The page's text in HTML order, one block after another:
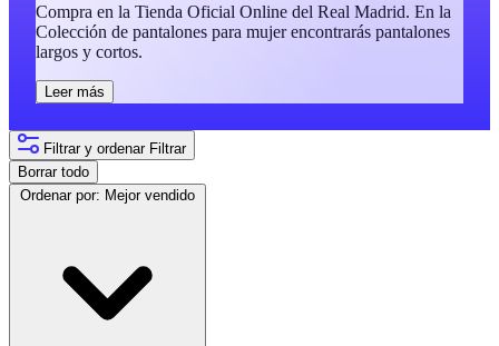
Compra en la Tienda Oficial Online del Real Madrid. En la
Colección de pantalones para mujer encontrarás pantalones
largos y cortos.
Leer más
Filtrar y ordenar Filtrar
Borrar todo
Ordenar por: Mejor vendido